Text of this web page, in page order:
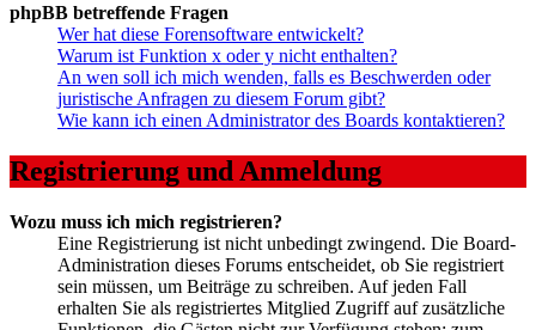
phpBB betreffende Fragen
Wer hat diese Forensoftware entwickelt?
Warum ist Funktion x oder y nicht enthalten?
An wen soll ich mich wenden, falls es Beschwerden oder
juristische Anfragen zu diesem Forum gibt?
Wie kann ich einen Administrator des Boards kontaktieren?
Registrierung und Anmeldung
Wozu muss ich mich registrieren?
Eine Registrierung ist nicht unbedingt zwingend. Die Board-
Administration dieses Forums entscheidet, ob Sie registriert
sein müssen, um Beiträge zu schreiben. Auf jeden Fall
erhalten Sie als registriertes Mitglied Zugriff auf zusätzliche